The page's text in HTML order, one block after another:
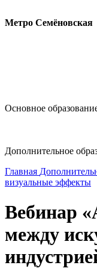
Метро Семёновская
Основное
Дополнительное
Главная
визуальные эффекты
Вебинар
между